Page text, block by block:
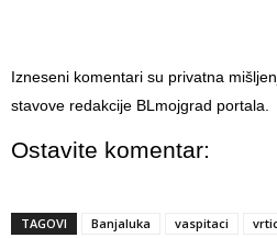
Izneseni komentari su privatna
stavove redakcije BLmojgrad portala.
Ostavite komentar:
TAGOVI Banjaluka vaspitaci